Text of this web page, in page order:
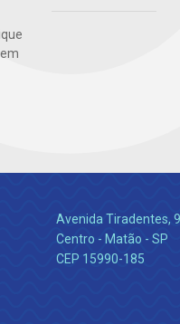
Avenida Tiradentes,
Centro - Matão - SP
CEP 15990-185